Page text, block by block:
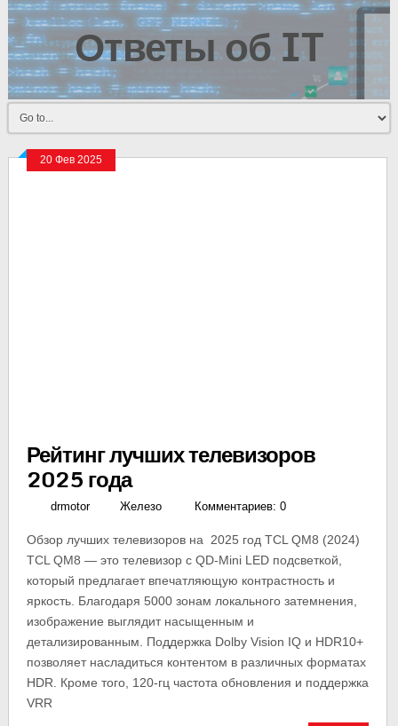
Ответы об IT
20 Фев 2025
Рейтинг лучших телевизоров
2025 года
drmotor Железо Комментариев: 0
Обзор лучших телевизоров на 2025 год TCL QM8 (2024)
TCL QM8 — это телевизор с QD-Mini LED подсветкой,
который предлагает впечатляющую контрастность и
яркость. Благодаря 5000 зонам локального затемнения,
изображение выглядит насыщенным и
детализированным. Поддержка Dolby Vision IQ и HDR10+
позволяет насладиться контентом в различных форматах
HDR. Кроме того, 120-гц частота обновления и поддержка
VRR